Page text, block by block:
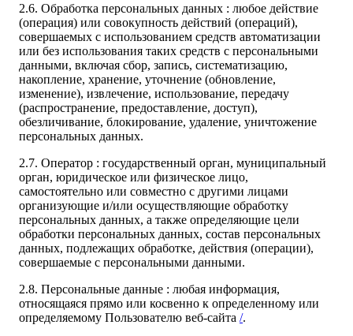
2.6. Обработка персональных данных : любое действие
(операция) или совокупность действий (операций),
совершаемых с использованием средств автоматизации
или без использования таких средств с персональными
данными, включая сбор, запись, систематизацию,
накопление, хранение, уточнение (обновление,
изменение), извлечение, использование, передачу
(распространение, предоставление, доступ),
обезличивание, блокирование, удаление, уничтожение
персональных данных.
2.7. Оператор : государственный орган, муниципальный
орган, юридическое или физическое лицо,
самостоятельно или совместно с другими лицами
организующие и/или осуществляющие обработку
персональных данных, а также определяющие цели
обработки персональных данных, состав персональных
данных, подлежащих обработке, действия (операции),
совершаемые с персональными данными.
2.8. Персональные данные : любая информация,
относящаяся прямо или косвенно к определенному или
определяемому Пользователю веб-сайта /.